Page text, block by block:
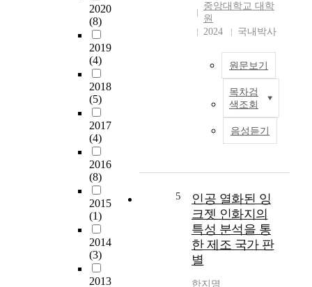
2020
(8)
2019
(4)
2018
(5)
2017
(4)
2016
(8)
2015
(1)
2014
(3)
2013
e
e
중앙대학교 대학
원
2024
국내박사
원문보기
목차검
색조회
음성듣기
5
인공 열화된 잉
크젯 인화지의
특성 분석을 통
한 제조 국가 판
별
한지명